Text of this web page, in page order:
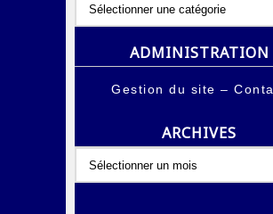
ADMINISTRATION
Gestion du site –
ARCHIVES